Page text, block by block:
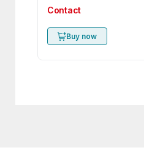
Contact
Buy now